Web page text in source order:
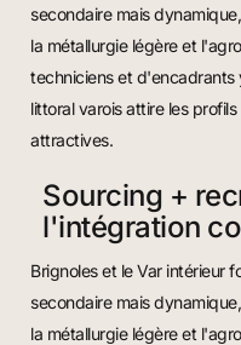
secondaire mais
la métallurgie légère et
techniciens et d'encadrants
littoral varois attire les
attractives.
Sourcing +
l'intégration
Brignoles et le Var intérieur
secondaire mais
la métallurgie légère et